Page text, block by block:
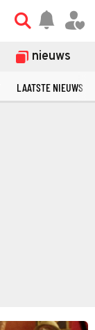
nieuws
LAATSTE NIEUWS